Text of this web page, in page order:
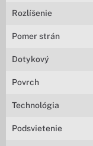
Rozlíšenie
Pomer strán
Dotykový
Povrch
Technológia
Podsvietenie